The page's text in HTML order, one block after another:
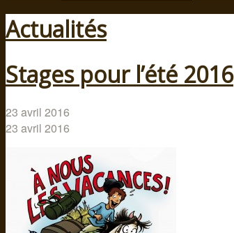
Actualités
Stages pour l’été 2016
23 avril 2016
23 avril 2016